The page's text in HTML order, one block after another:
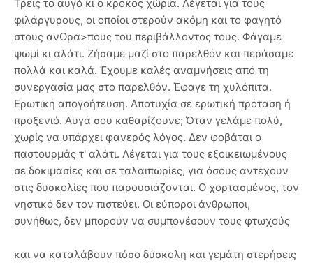
Τρεις το αυγό κι ο κρόκος χώρια. Λέγεται για τους
φιλάργυρους, οι οποίοι στερούν ακόμη και το φαγητό
στους ανΟρα>πους του περιβάλλοντος τους. Φάγαμε
ψωμί κι αλάτι. Ζήσαμε μαζί στο παρελθόν και περάσαμε
πολλά και καλά. Έχουμε καλές αναμνήσεις από τη
συνεργασία μας στο παρελθόν. Έφαγε τη χυλόπιτα.
Ερωτική απογοήτευση. Αποτυχία σε ερωτική πρόταση ή
προξενιό. Αυγά σου καθαρίζουνε; Όταν γελάμε πολύ,
χωρίς να υπάρχει φανερός λόγος. Δεν φοβάται ο
παστουρμάς τ' αλάτι. Λέγεται για τους εξοικειωμένους
σε δοκιμασίες και σε ταλαιπωρίες, για όσους αντέχουν
στις δυσκολίες που παρουσιάζονται. Ο χορτασμένος, τον
νηστικό δεν τον πιστεύει. Οι εύποροι άνθρωποι,
συνήθως, δεν μπορούν να συμπονέσουν τους φτωχούς
και να καταλάβουν πόσο δύσκολη και γεμάτη στερήσεις